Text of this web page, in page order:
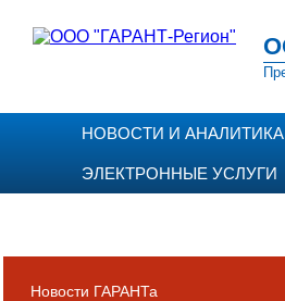
НОВОСТИ И АНАЛИТИКА
ЭЛЕКТРОННЫЕ УСЛУГИ
Новости ГАРАНТа